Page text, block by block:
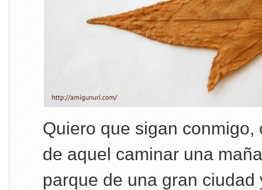
Quiero que sigan conmigo,
de aquel caminar una
parque de una gran ciudad